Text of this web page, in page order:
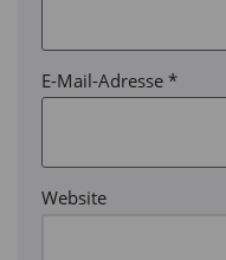
E-Mail-Adresse *
Website